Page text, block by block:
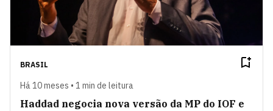
BRASIL
Há 10 meses • 1 min de leitura
Haddad negocia nova versão da MP do IOF e